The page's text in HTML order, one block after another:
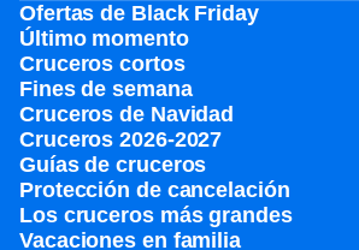
Ofertas de Black Friday
Último momento
Cruceros cortos
Fines de semana
Cruceros de Navidad
Cruceros 2026-2027
Guías de cruceros
Protección de cancelación
Los cruceros más grandes
Vacaciones en familia